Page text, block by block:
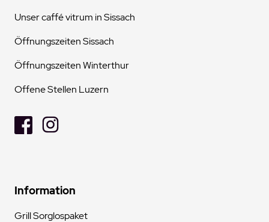
Unser caffé vitrum in Sissach
Öffnungszeiten Sissach
Öffnungszeiten Winterthur
Offene Stellen Luzern
Information
Grill Sorglospaket